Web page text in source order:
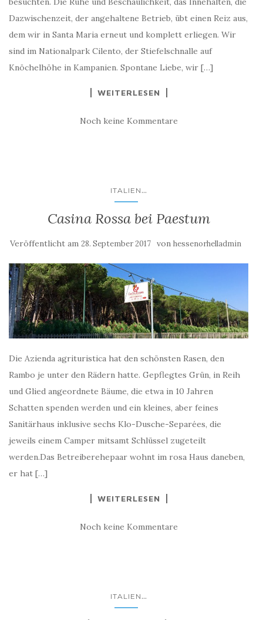
Dazwischenzeit, der angehaltene Betrieb, übt einen Reiz aus,
dem wir in Santa Maria erneut und komplett erliegen. Wir
sind im Nationalpark Cilento, der Stiefelschnalle auf
Knöchelhöhe in Kampanien. Spontane Liebe, wir […]
WEITERLESEN
Noch keine Kommentare
ITALIEN ...
Casina Rossa bei Paestum
Veröffentlicht am 28. September 2017 von hessenorhelladmin
Die Azienda agrituristica hat den schönsten Rasen, den
Rambo je unter den Rädern hatte. Gepflegtes Grün, in Reih
und Glied angeordnete Bäume, die etwa in 10 Jahren
Schatten spenden werden und ein kleines, aber feines
Sanitärhaus inklusive sechs Klo-Dusche-Separées, die
jeweils einem Camper mitsamt Schlüssel zugeteilt
werden.Das Betreiberehepaar wohnt im rosa Haus daneben,
er hat […]
WEITERLESEN
Noch keine Kommentare
ITALIEN ...